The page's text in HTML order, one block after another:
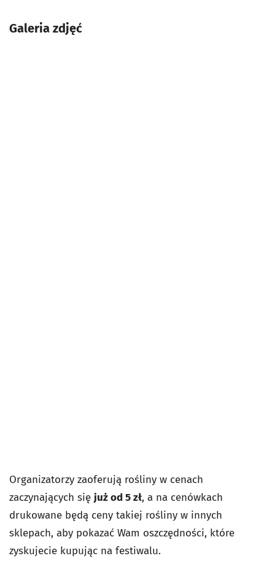
Galeria zdjęć
Organizatorzy zaoferują rośliny w cenach
zaczynających się już od 5 zł, a na cenówkach
drukowane będą ceny takiej rośliny w innych
sklepach, aby pokazać Wam oszczędności, które
zyskujecie kupując na festiwalu.